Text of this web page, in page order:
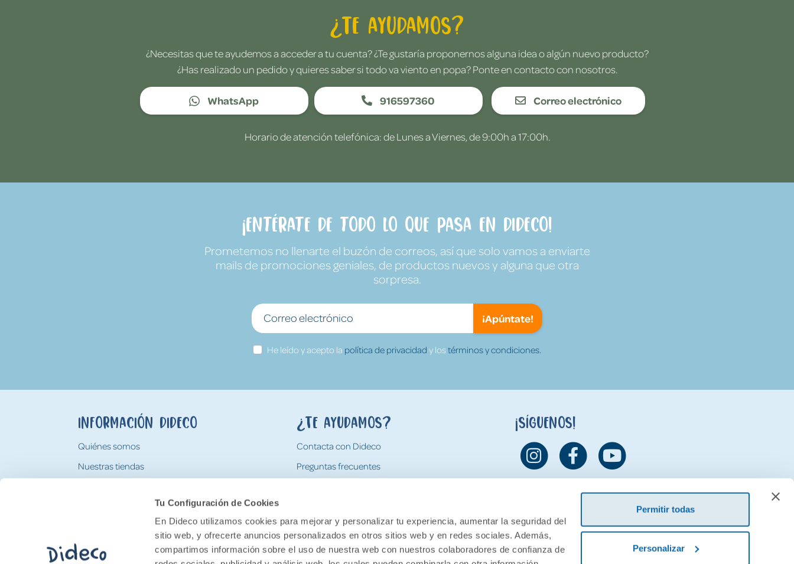
Tu Configuración de Cookies
En Dideco utilizamos cookies para mejorar y personalizar tu experiencia, aumentar la seguridad del
sitio web, y ofrecerte anuncios personalizados en otros sitios web y en redes sociales. Además,
compartimos información sobre el uso de nuestra web con nuestros colaboradores de confianza de
Permitir todas
Personalizar
¿Te ayudamos?
¿Necesitas que te ayudemos a acceder a tu cuenta? ¿Te gustaría proponernos alguna idea o algún nuevo producto?
¿Has realizado un pedido y quieres saber si todo va viento en popa? Ponte en contacto con nosotros.
WhatsApp 916597360 Correo electrónico
Horario de atención telefónica: de Lunes a Viernes, de 9:00h a 17:00h.
¡Entérate de todo lo que pasa en Dideco!
Prometemos no llenarte el buzón de correos, así que solo vamos a enviarte
mails de promociones geniales, de productos nuevos y alguna que otra
sorpresa.
¡Apúntate!
He leído y acepto la política de privacidad y lostérminos y condiciones.
Información Dideco
Quiénes somos
Nuestras tiendas
Tarjeta Regalo Dideco
¿Te ayudamos?
Contacta con Dideco
Preguntas frecuentes
Devoluciones
¡Síguenos!